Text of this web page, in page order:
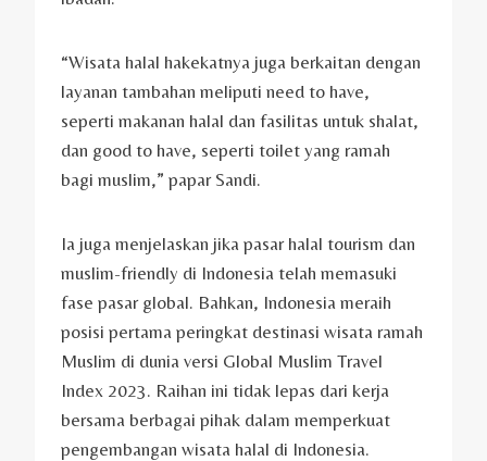
“Wisata halal hakekatnya juga berkaitan dengan
layanan tambahan meliputi need to have,
seperti makanan halal dan fasilitas untuk shalat,
dan good to have, seperti toilet yang ramah
bagi muslim,” papar Sandi.
Ia juga menjelaskan jika pasar halal tourism dan
muslim-friendly di Indonesia telah memasuki
fase pasar global. Bahkan, Indonesia meraih
posisi pertama peringkat destinasi wisata ramah
Muslim di dunia versi Global Muslim Travel
Index 2023. Raihan ini tidak lepas dari kerja
bersama berbagai pihak dalam memperkuat
pengembangan wisata halal di Indonesia.